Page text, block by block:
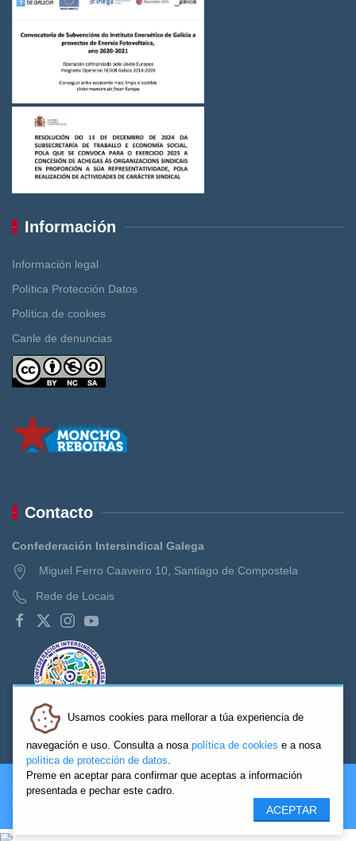
Información
Información legal
Política Protección Datos
Política de cookies
Canle de denuncias
Contacto
Confederación Intersindical Galega
Miguel Ferro Caaveiro 10, Santiago de Compostela
Rede de Locais
2026 CIG. Confederación Intersindical Galega - Miguel Ferro
Caaveiro 10, Santiago de Compostela
Usamos cookies para mellorar a túa experiencia de
navegación e uso. Consulta a nosa política de cookies e a nosa
política de protección de datos.
Preme en aceptar para confirmar que aceptas a información
presentada e pechar este cadro.
ACEPTAR